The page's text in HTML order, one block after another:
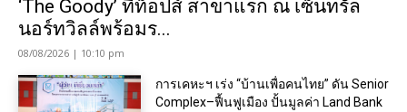
‘The Goody’ ที่ท็อปส์ สาขาแรก ณ เซ็นทรัล
นอร์ทวิลล์พร้อมร...
08/08/2026 | 10:10 pm
การเคหะฯ เร่ง “บ้านเพื่อคนไทย” ดัน Senior
Complex–ฟื้นฟูเมือง ปั้นมูลค่า Land Bank